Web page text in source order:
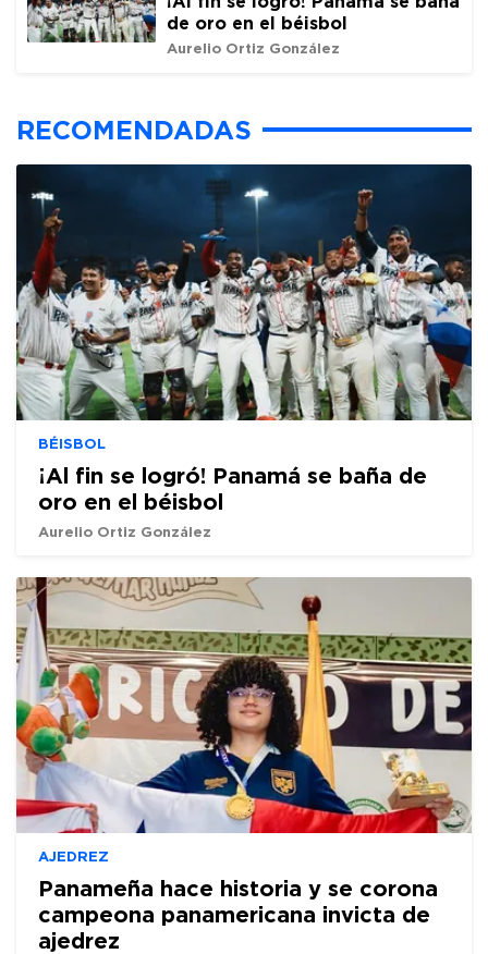
de oro en el béisbol
Aurelio Ortiz González
RECOMENDADAS
BÉISBOL
¡Al fin se logró! Panamá se baña de
oro en el béisbol
Aurelio Ortiz González
AJEDREZ
Panameña hace historia y se corona
campeona panamericana invicta de
ajedrez